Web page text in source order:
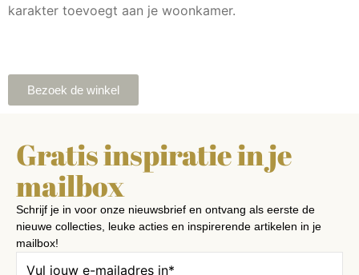
karakter toevoegt aan je woonkamer.
Bezoek de winkel
Gratis inspiratie in je
mailbox
Schrijf je in voor onze nieuwsbrief en ontvang als eerste de
nieuwe collecties, leuke acties en inspirerende artikelen in je
mailbox!